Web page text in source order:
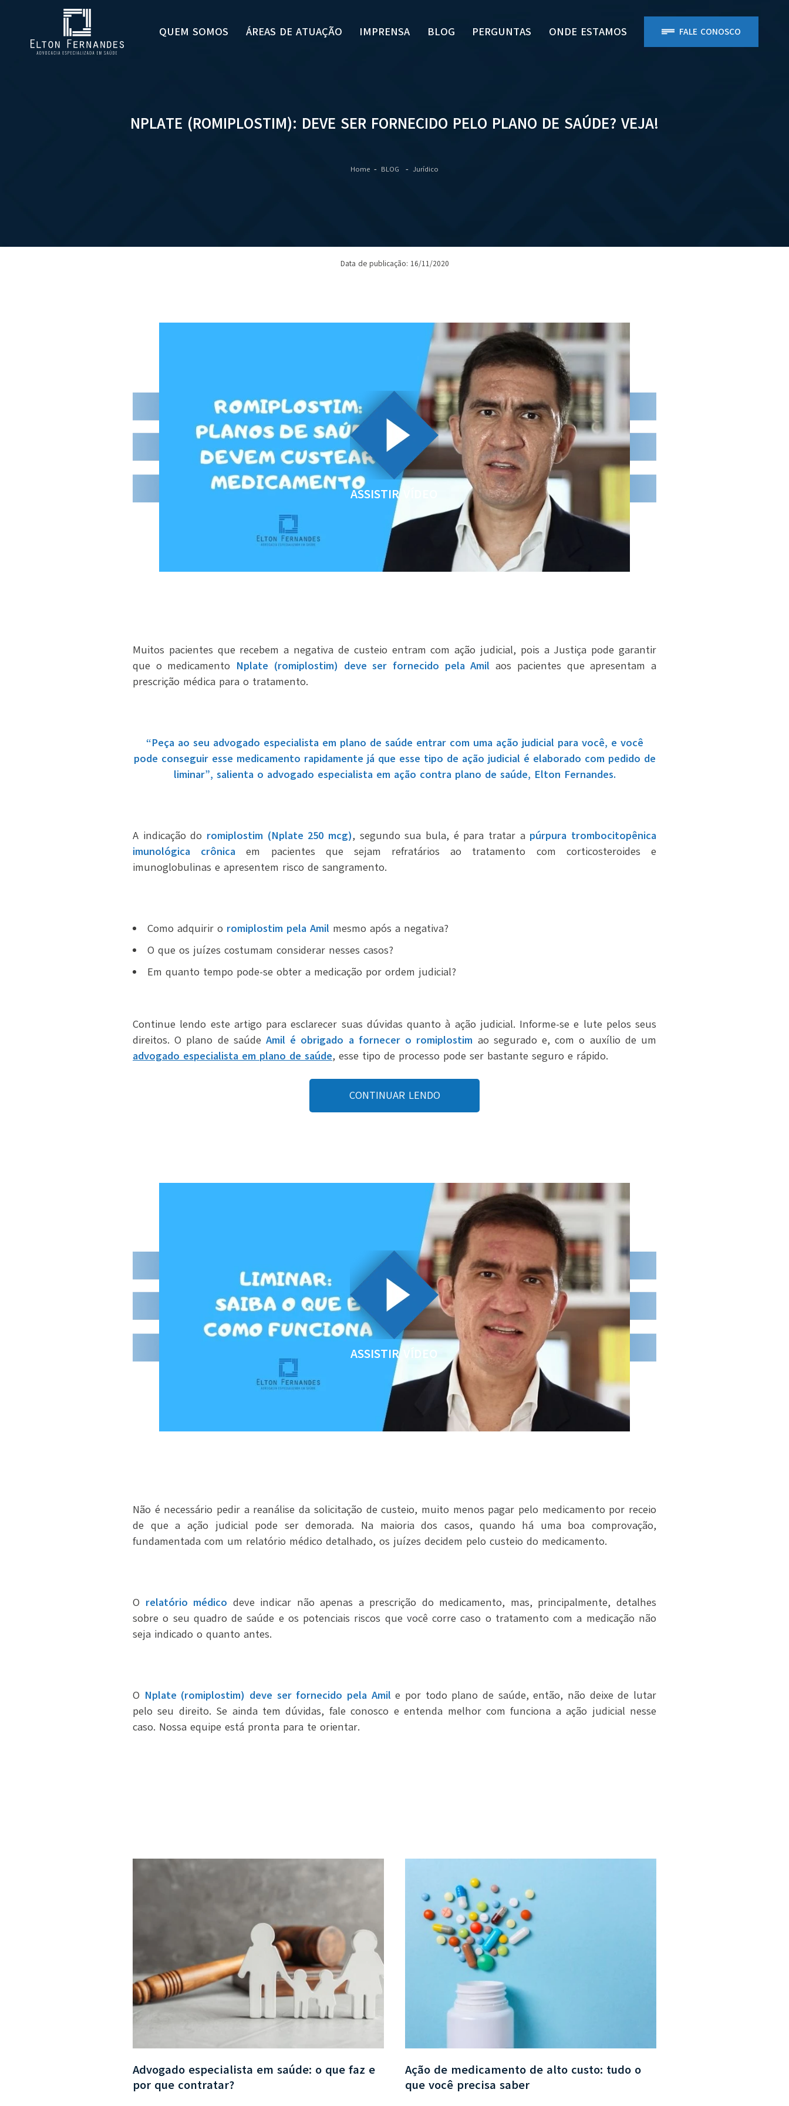
QUEM SOMOS ÁREAS DE ATUAÇÃO IMPRENSA BLOG PERGUNTAS ONDE ESTAMOS FALE CONOSCO
NPLATE (ROMIPLOSTIM): DEVE SER FORNECIDO PELO PLANO DE SAÚDE? VEJA!
Home BLOG Jurídico
Data de publicação: 16/11/2020
ASSISTIR VÍDEO
Muitos pacientes que recebem a negativa de custeio entram com ação judicial, pois a Justiça pode garantir
que o medicamento Nplate (romiplostim) deve ser fornecido pela Amilaos pacientes que apresentam a
prescrição médica para o tratamento.
“Peça ao seu advogado especialista em plano de saúde entrar com uma ação judicial para você, e você
pode conseguir esse medicamento rapidamente já que esse tipo de ação judicial é elaborado com pedido de
liminar”, salienta o advogado especialista em ação contra plano de saúde, Elton Fernandes.
A indicação do romiplostim (Nplate 250 mcg), segundo sua bula, é para tratar a púrpura trombocitopênica
imunológica crônica em pacientes que sejam refratários ao tratamento com corticosteroides e
imunoglobulinas e apresentem risco de sangramento.
Como adquirir o romiplostim pela Amil mesmo após a negativa?
O que os juízes costumam considerar nesses casos?
Em quanto tempo pode-se obter a medicação por ordem judicial?
Continue lendo este artigo para esclarecer suas dúvidas quanto à ação judicial. Informe-se e lute pelos seus
direitos. O plano de saúdeAmil é obrigado a fornecer o romiplostim ao segurado e, com o auxílio de um
advogado especialista em plano de saúde, esse tipo de processo pode ser bastante seguro e rápido.
CONTINUAR LENDO
ASSISTIR VÍDEO
Não é necessário pedir a reanálise da solicitação de custeio, muito menos pagar pelo medicamento por receio
de que a ação judicial pode ser demorada. Na maioria dos casos, quando há uma boa comprovação,
fundamentada com um relatório médico detalhado, os juízes decidem pelo custeio do medicamento.
O relatório médico deve indicar não apenas a prescrição do medicamento, mas, principalmente, detalhes
sobre o seu quadro de saúde e os potenciais riscos que você corre caso o tratamento com a medicação não
seja indicado o quanto antes.
O Nplate (romiplostim) deve ser fornecido pela Amil e por todo plano de saúde, então, não deixe de lutar
pelo seu direito. Se ainda tem dúvidas, fale conosco e entenda melhor com funciona a ação judicial nesse
caso. Nossa equipe está pronta para te orientar.
Advogado especialista em saúde: o que faz e
por que contratar?
Ação de medicamento de alto custo: tudo o
que você precisa saber